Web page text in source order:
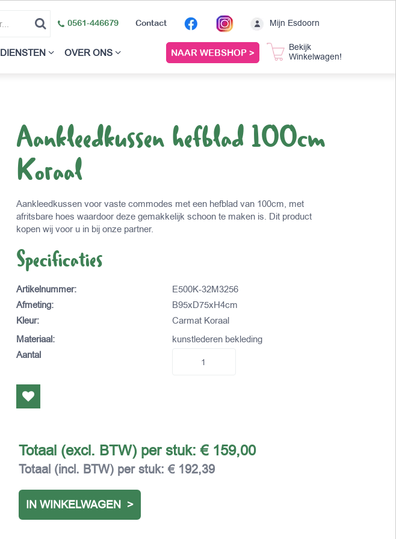
0561-446679 Contact Mijn Esdoorn
DIENSTEN OVER ONS NAAR WEBSHOP >
Bekijk
Winkelwagen!
Aankleedkussen hefblad 100cm
Koraal
Aankleedkussen voor vaste commodes met een hefblad van 100cm, met
afritsbare hoes waardoor deze gemakkelijk schoon te maken is. Dit product
kopen wij voor u in bij onze partner.
Specificaties
Artikelnummer:
E500K-32M3256
Afmeting:
B95xD75xH4cm
Kleur:
Carmat Koraal
Materiaal:
kunstlederen bekleding
Aantal
Totaal (excl. BTW) per stuk:€ 159,00
Totaal (incl. BTW) per stuk:€ 192,39
IN WINKELWAGEN >